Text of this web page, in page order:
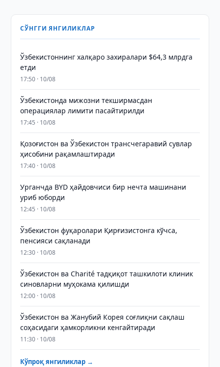
СЎНГГИ ЯНГИЛИКЛАР
Ўзбекистоннинг халқаро захиралари $64,3 млрдга
етди
17:50 · 10/08
Ўзбекистонда мижозни текширмасдан
операциялар лимити пасайтирилди
17:45 · 10/08
Қозоғистон ва Ўзбекистон трансчегаравий сувлар
ҳисобини рақамлаштиради
17:40 · 10/08
Урганчда BYD ҳайдовчиси бир нечта машинани
уриб юборди
12:45 · 10/08
Ўзбекистон фуқаролари Қирғизистонга кўчса,
пенсияси сақланади
12:30 · 10/08
Ўзбекистон ва Charité тадқиқот ташкилоти клиник
синовларни муҳокама қилишди
12:00 · 10/08
Ўзбекистон ва Жанубий Корея соғлиқни сақлаш
соҳасидаги ҳамкорликни кенгайтиради
11:30 · 10/08
Кўпроқ янгиликлар →